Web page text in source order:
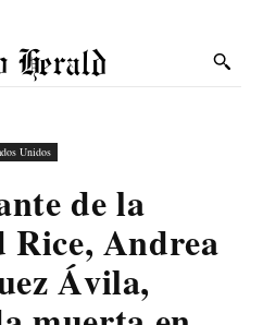
Herald
Unidos
de la
Rice, Andrea
Ávila,